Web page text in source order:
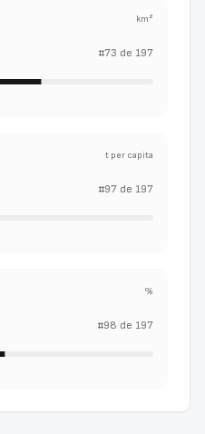
km²
#73 de 197
t per capita
#97 de 197
%
#98 de 197